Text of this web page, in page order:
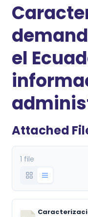
el
Attached
1 file